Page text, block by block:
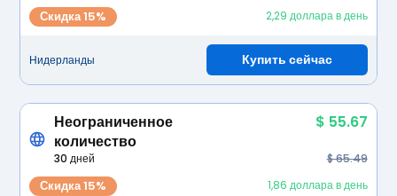
Скидка 15% 2,29 доллара в день
Нидерланды Купить сейчас
Неограниченное
количество
$ 55.67
30 дней $ 65.49
Скидка 15% 1,86 доллара в день